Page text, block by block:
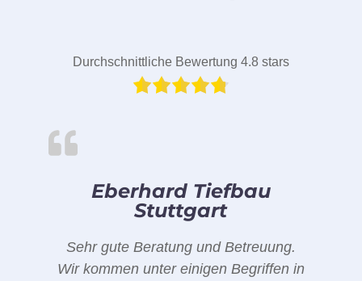
Durchschnittliche Bewertung 4.8 stars
Eberhard Tiefbau
Stuttgart
Sehr gute Beratung und Betreuung.
Wir kommen unter einigen Begriffen in